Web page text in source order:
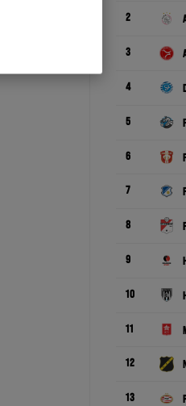
2
3
4
5
6
7
8
9
10
11
12
13